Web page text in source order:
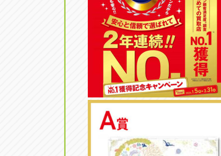
052-400-
トラック
059-331-
愛知県清須市春日砂賀東114
三重
トラック市四日市店
三重県四日市市午起3丁目1番3